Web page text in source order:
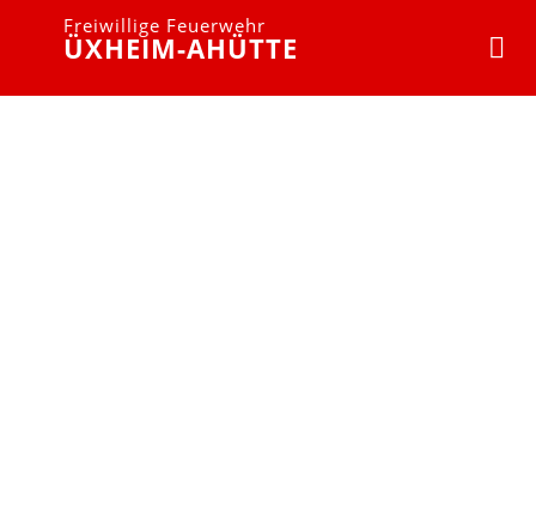
Freiwillige Feuerwehr
ÜXHEIM-AHÜTTE